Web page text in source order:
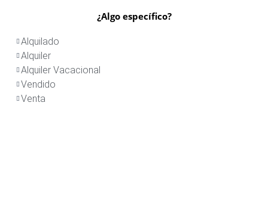
¿Algo específico?
Alquilado
Alquiler
Alquiler Vacacional
Vendido
Venta